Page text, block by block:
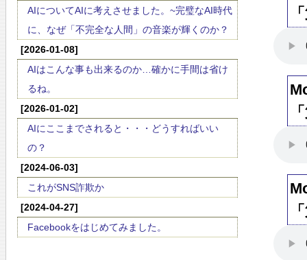
AIについてAIに考えさせました。~完璧なAI時代
に、なぜ「不完全な人間」の音楽が輝くのか？
[2026-01-08]
AIはこんな事も出来るのか…確かに手間は省け
るね。
[2026-01-02]
AIにここまでされると・・・どうすればいい
の？
[2024-06-03]
これがSNS詐欺か
[2024-04-27]
Facebookをはじめてみました。